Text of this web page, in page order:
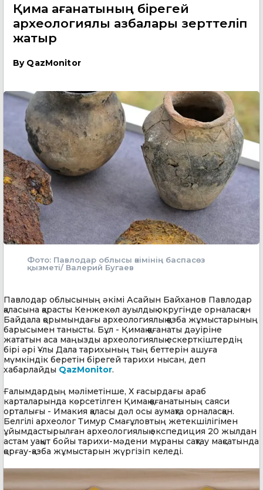
Қимақ қағанатының бірегей
археологиялық қазбалары зерттеліп
жатыр
By QazMonitor
Фото: Павлодар облысы әкімінің баспасөз
қызметі/ Валерий Бугаев
Павлодар облысының әкімі Асайын Байханов Павлодар
қаласына қарасты Кенжекөл ауылдық округінде орналасқан
Байдала қорымындағы археологиялық қазба жұмыстарының
барысымен танысты. Бұл - Қимақ қағанаты дәуіріне
жататын аса маңызды археологиялық ескерткіштердің
бірі әрі Ұлы Дала тарихының тың беттерін ашуға
мүмкіндік беретін бірегей тарихи нысан, деп
хабарлайды QazMonitor.
Ғалымдардың мәліметінше, Х ғасырдағы араб
карталарында көрсетілген Қимақ қағанатының саяси
орталығы - Имакия қаласы дәл осы аумақта орналасқан.
Белгілі археолог Тимур Смағұловтың жетекшілігімен
ұйымдастырылған археологиялық экспедиция 20 жылдан
астам уақыт бойы тарихи-мәдени мұраны сақтау мақсатында
қорғау-қазба жұмыстарын жүргізіп келеді.